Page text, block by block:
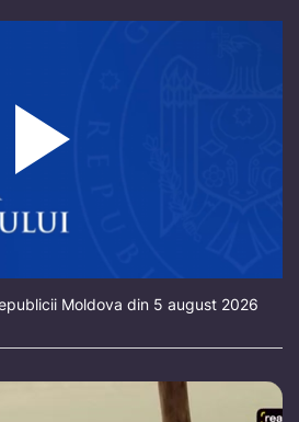
Moldova din 5 august 2026